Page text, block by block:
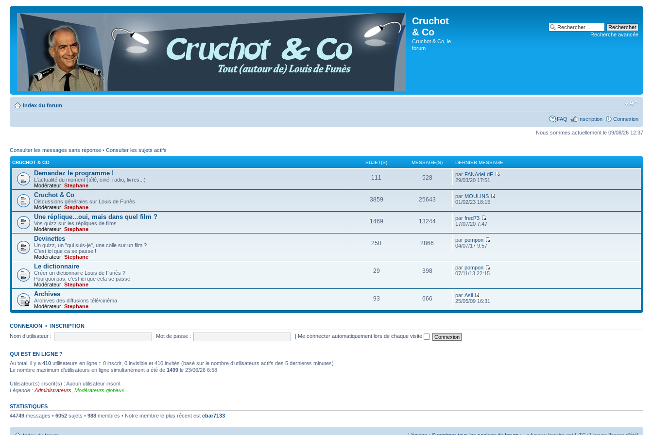
Cruchot
& Co
Cruchot & Co, le
forum
Recherche avancée
Index du forum
FAQ Inscription Connexion
Nous sommes actuellement le 09/08/26 12:37
Consulter les messages sans réponse • Consulter les sujets actifs
CRUCHOT & CO SUJET(S) MESSAGE(S) DERNIER MESSAGE
Demandez le programme !
L'actualité du moment (télé, ciné, radio, livres...)
Modérateur: Stephane
111 528 par FANAdeLdF
29/03/20 17:51
Cruchot & Co
Discussions générales sur Louis de Funès
Modérateur: Stephane
3859 25643 par MOULINS
01/02/23 18:15
Une réplique...oui, mais dans quel film ?
Vos quizz sur les répliques de films
Modérateur: Stephane
1469 13244 parfred73
17/07/20 7:47
Devinettes
Un quizz, un "qui suis-je", une colle sur un film ?
C'est ici que ca se passe !
Modérateur: Stephane
250 2866 parpompon
04/07/17 9:57
Le dictionnaire
Créer un dictionnaire Louis de Funès ?
Pourquoi pas, c'est ici que cela se passe
Modérateur: Stephane
29 398 parpompon
07/11/13 22:15
Archives
Archives des diffusions télé/cinéma
Modérateur: Stephane
93 666 parAsil
25/05/09 16:31
CONNEXION • INSCRIPTION
Nom d’utilisateur :
Mot de passe : Me connecter automatiquement lors de chaque visite
QUI EST EN LIGNE ?
Au total, il y a 410 utilisateurs en ligne :: 0 inscrit, 0 invisible et 410 invités (basé sur le nombre d’utilisateurs actifs des 5 dernières minutes)
Le nombre maximum d’utilisateurs en ligne simultanément a été de 1499 le 23/06/26 6:58
Utilisateur(s) inscrit(s) : Aucun utilisateur inscrit
Légende : Administrateurs Modérateurs globaux
STATISTIQUES
44749 messages • 6052 sujets • 988 membres • Notre membre le plus récent est cbar7133